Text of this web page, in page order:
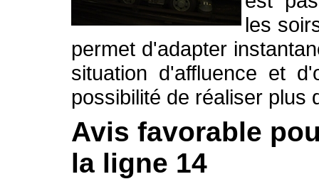
les
permet d'adapter
situation d'affluence et
possibilité de réaliser plus
Avis favorable
la ligne 14